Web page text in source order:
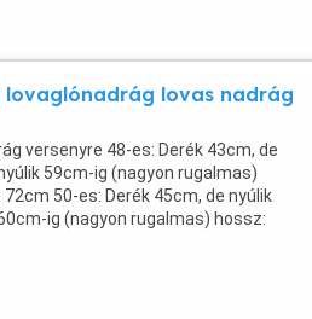
lovas nadrág
versenyre 48-es: Derék 43cm, de
59cm-ig (nagyon rugalmas)
50-es: Derék 45cm, de nyúlik
ig (nagyon rugalmas) hossz:
es Derék 47cm, de nyúlik 53cm-ig
rugalmas) hossz: 103cm belső
nőiben is. Személyes átvétel